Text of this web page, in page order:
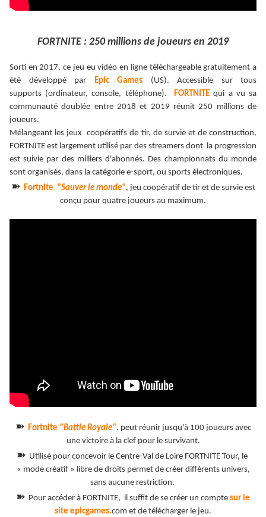
FORTNITE : 250 millions de joueurs en 2019
Sorti en 2017, ce jeu eu vidéo en ligne téléchargeable gratuitement a
été développé par Epic Games (US). Accessible sur tous
supports (ordinateur, console, téléphone).
FORTNITE qui a vu sa
communauté doublée entre 2018 et 2019 réunit 250 millions de
joueurs.
Mélangeant les jeux coopératifs de tir, de survie et de construction,
FORTNITE est largement utilisé par des streamers dont la progression
est suivie par des milliers d'abonnés. Des championnats du monde
sont organisés, dans la catégorie e-sport, ou sports électroniques.
➽ Fortnite "Sauver le monde", jeu coopératif de tir et de survie est
conçu pour quatre joueurs au maximum.
➽ Fortnite "Battle Royale", peut réunir jusqu'à 100 joueurs avec
une victoire à la clef pour le survivant.
➽ Utilisé pour concevoir le Centre-Val de Loire FORTNITE Tour, le
« mode créatif » libre de droits permet de créer différents univers,
sans aucune restriction.
➽ Pour accéder à FORTNITE, il suffit de se créer un compte sur le
site epicgames.com et de télécharger le jeu.